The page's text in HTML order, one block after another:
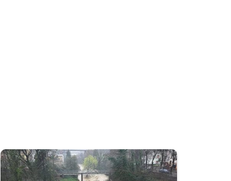
Auto's vast in watermassa's. Overstromingen Toscane. . .